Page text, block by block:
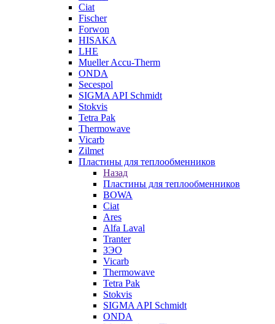
Ciat
Fischer
Forwon
HISAKA
LHE
Mueller Accu-Therm
ONDA
Secespol
SIGMA API Schmidt
Stokvis
Tetra Pak
Thermowave
Vicarb
Zilmet
Пластины для теплообменников
Назад
Пластины для теплообменников
BOWA
Ciat
Ares
Alfa Laval
Tranter
ЗЭО
Vicarb
Thermowave
Tetra Pak
Stokvis
SIGMA API Schmidt
ONDA